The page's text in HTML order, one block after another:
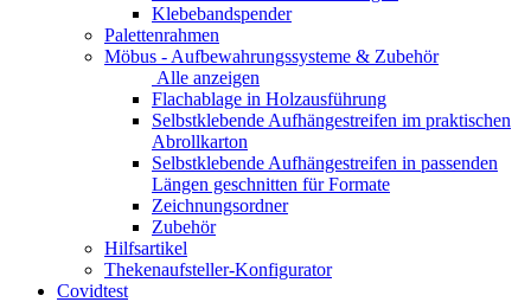
Klebebandspender
Palettenrahmen
Möbus - Aufbewahrungssysteme & Zubehör
Alle anzeigen
Flachablage in Holzausführung
Selbstklebende Aufhängestreifen im praktischen
Abrollkarton
Selbstklebende Aufhängestreifen in passenden
Längen geschnitten für Formate
Zeichnungsordner
Zubehör
Hilfsartikel
Thekenaufsteller-Konfigurator
Covidtest